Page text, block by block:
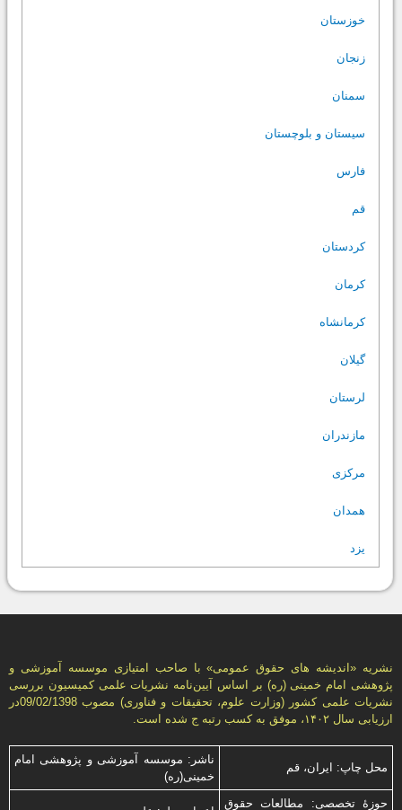
خوزستان
زنجان
سمنان
سیستان و بلوچستان
فارس
قم
کردستان
کرمان
کرمانشاه
گیلان
لرستان
مازندران
مرکزی
همدان
یزد
نشریه «انديشه های حقوق عمومی» با صاحب امتیازی موسسه آموزشی و
پژوهشی امام خمینی (ره) بر اساس آیین‌نامه نشریات علمی كمیسیون بررسى
نشریات علمى كشور (وزارت علوم، تحقیقات و فناورى) مصوب 09/02/1398در
ارزیابی سال ۱۴۰۲، موفق به کسب رتبه ج شده است.
محل چاپ: ایران، قم
ناشر: موسسه آموزشی و پژوهشی امام
خمینی(ره)
حوزۀ تخصصی: مطالعات حقوق